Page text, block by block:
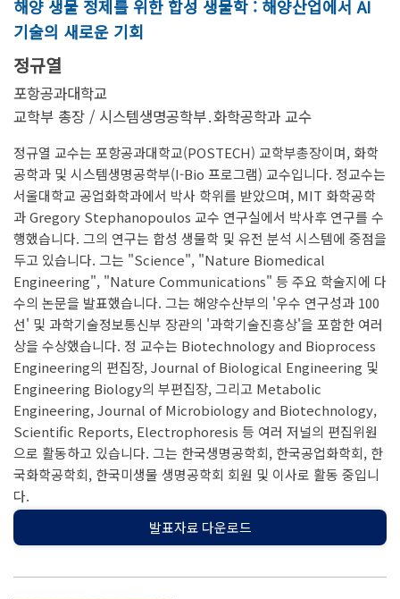
해양 생물 정제를 위한 합성 생물학 : 해양산업에서 AI
기술의 새로운 기회
정규열
포항공과대학교
교학부 총장 / 시스템생명공학부․화학공학과 교수
정규열 교수는 포항공과대학교(POSTECH) 교학부총장이며, 화학
공학과 및 시스템생명공학부(I-Bio 프로그램) 교수입니다. 정교수는
서울대학교 공업화학과에서 박사 학위를 받았으며, MIT 화학공학
과 Gregory Stephanopoulos 교수 연구실에서 박사후 연구를 수
행했습니다. 그의 연구는 합성 생물학 및 유전 분석 시스템에 중점을
두고 있습니다. 그는 "Science", "Nature Biomedical
Engineering", "Nature Communications" 등 주요 학술지에 다
수의 논문을 발표했습니다. 그는 해양수산부의 '우수 연구성과 100
선' 및 과학기술정보통신부 장관의 '과학기술진흥상'을 포함한 여러
상을 수상했습니다. 정 교수는 Biotechnology and Bioprocess
Engineering의 편집장, Journal of Biological Engineering 및
Engineering Biology의 부편집장, 그리고 Metabolic
Engineering, Journal of Microbiology and Biotechnology,
Scientific Reports, Electrophoresis 등 여러 저널의 편집위원
으로 활동하고 있습니다. 그는 한국생명공학회, 한국공업화학회, 한
국화학공학회, 한국미생물 생명공학회 회원 및 이사로 활동 중입니
다.
발표자료 다운로드